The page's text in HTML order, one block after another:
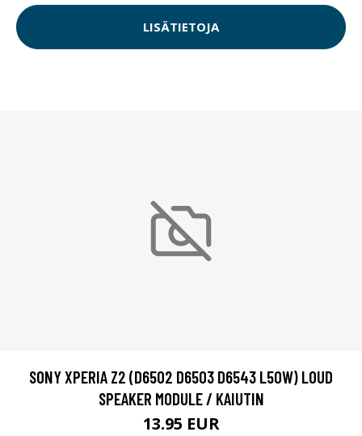
LISÄTIETOJA
SONY XPERIA Z2 (D6502 D6503 D6543 L50W) LOUD
SPEAKER MODULE / KAIUTIN
13.95 EUR